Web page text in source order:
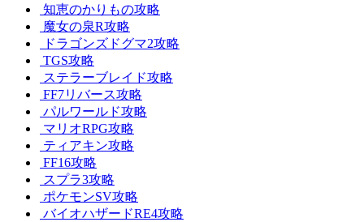
知恵のかりもの攻略
魔女の泉R攻略
ドラゴンズドグマ2攻略
TGS攻略
ステラーブレイド攻略
FF7リバース攻略
パルワールド攻略
マリオRPG攻略
ティアキン攻略
FF16攻略
スプラ3攻略
ポケモンSV攻略
バイオハザードRE4攻略